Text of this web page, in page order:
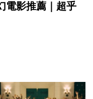
電影推薦｜超乎